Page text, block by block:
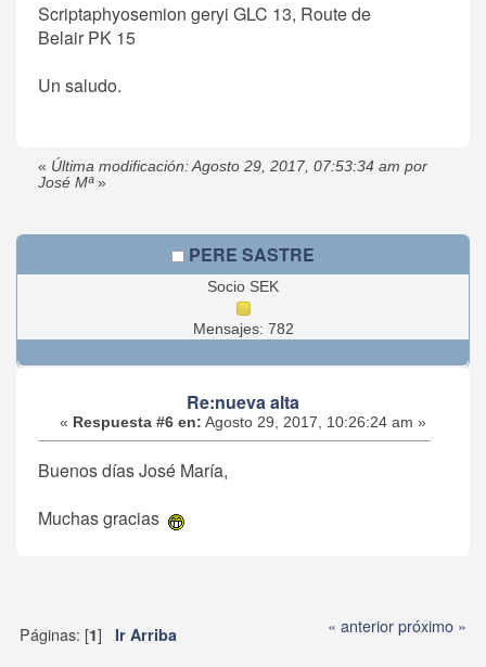
Scriptaphyosemion geryi GLC 13, Route de
Belair PK 15
Un saludo.
« Última modificación: Agosto 29, 2017, 07:53:34 am por
José Mª»
PERE SASTRE
Socio SEK
Mensajes: 782
Re:nueva alta
« Respuesta #6 en: Agosto 29, 2017, 10:26:24 am »
Buenos días José María,
Muchas gracias
Páginas: [1] Ir Arriba « anteriorpróximo »